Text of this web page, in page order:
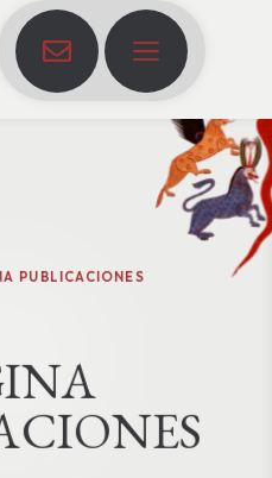
PUBLICACIONES
INA
CIONES